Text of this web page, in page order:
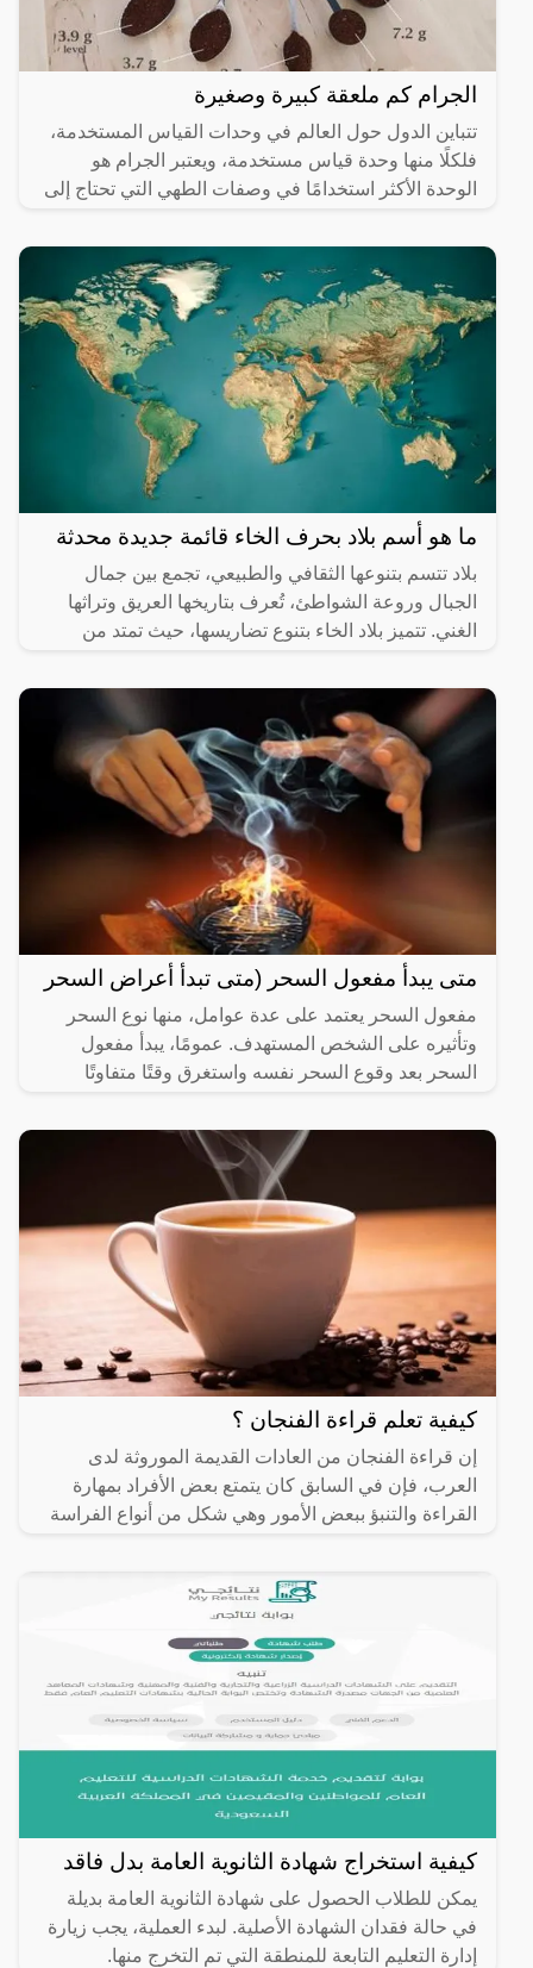
الجرام كم ملعقة كبيرة وصغيرة
تتباين الدول حول العالم في وحدات القياس المستخدمة،
فلكلًا منها وحدة قياس مستخدمة، ويعتبر الجرام هو
الوحدة الأكثر استخدامًا في وصفات الطهي التي تحتاج إلى
ما هو أسم بلاد بحرف الخاء قائمة جديدة محدثة
بلاد تتسم بتنوعها الثقافي والطبيعي، تجمع بين جمال
الجبال وروعة الشواطئ، تُعرف بتاريخها العريق وتراثها
الغني. تتميز بلاد الخاء بتنوع تضاريسها، حيث تمتد من
متى يبدأ مفعول السحر (متى تبدأ أعراض السحر
مفعول السحر يعتمد على عدة عوامل، منها نوع السحر
وتأثيره على الشخص المستهدف. عمومًا، يبدأ مفعول
السحر بعد وقوع السحر نفسه واستغرق وقتًا متفاوتًا
كيفية تعلم قراءة الفنجان ؟
إن قراءة الفنجان من العادات القديمة الموروثة لدى
العرب، فإن في السابق كان يتمتع بعض الأفراد بمهارة
القراءة والتنبؤ ببعض الأمور وهي شكل من أنواع الفراسة
كيفية استخراج شهادة الثانوية العامة بدل فاقد
يمكن للطلاب الحصول على شهادة الثانوية العامة بديلة
في حالة فقدان الشهادة الأصلية. لبدء العملية، يجب زيارة
إدارة التعليم التابعة للمنطقة التي تم التخرج منها.